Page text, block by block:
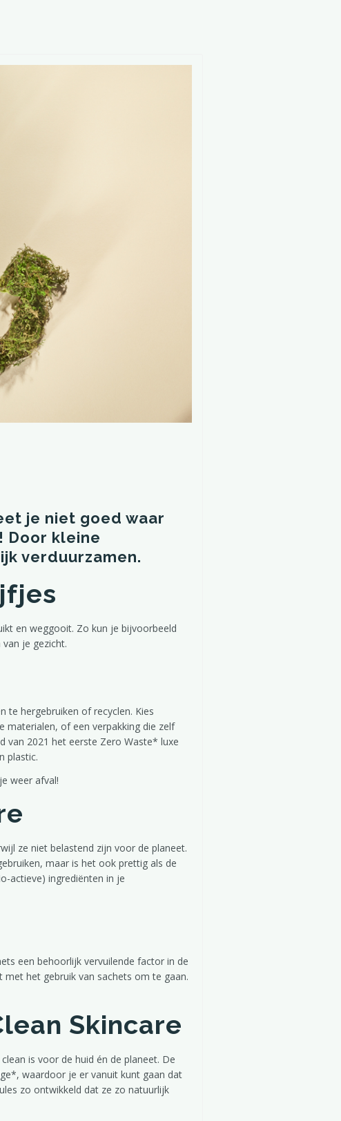
je niet goed waar
Door kleine
verduurzamen.
en weggooit. Zo kun je bijvoorbeeld
je gezicht.
te hergebruiken of recyclen. Kies
materialen, of een verpakking die zelf
van 2021 het eerste Zero Waste* luxe
plastic.
weer afval!
ze niet belastend zijn voor de planeet.
maar is het ook prettig als de
actieve) ingrediënten in je
een behoorlijk vervuilende factor in de
het gebruik van sachets om te gaan.
Skincare
is voor de huid én de planeet. De
waardoor je er vanuit kunt gaan dat
zo ontwikkeld dat ze zo natuurlijk